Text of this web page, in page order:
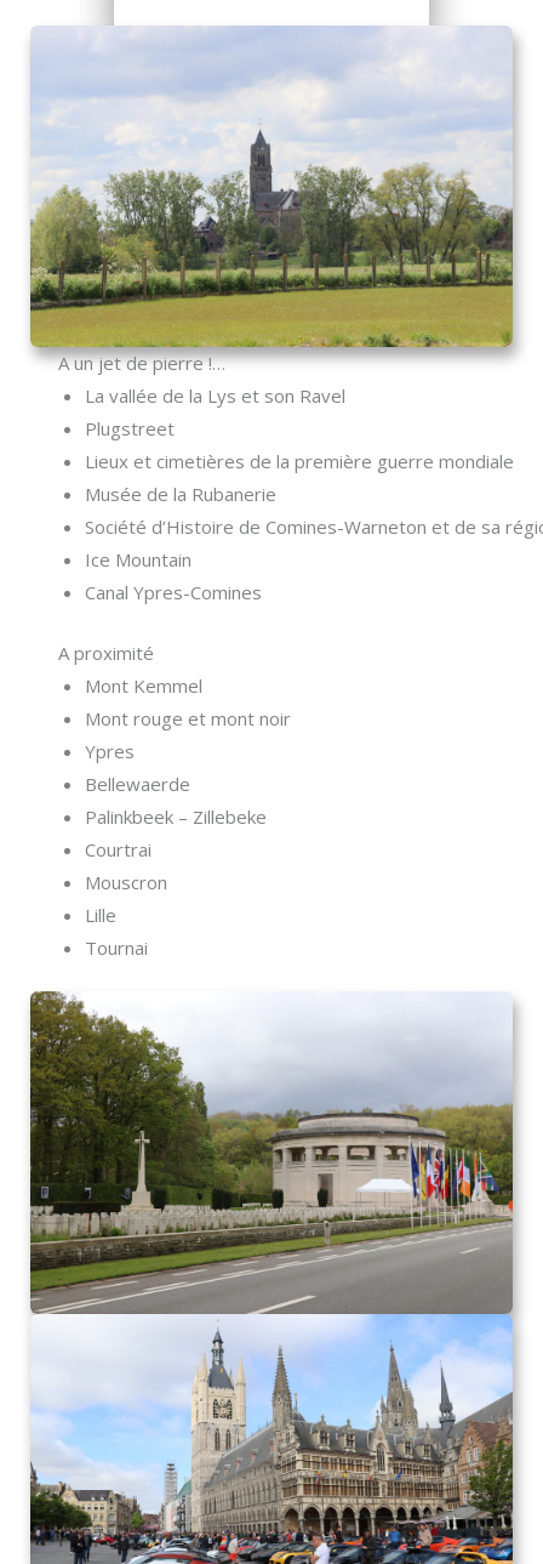
A un jet de pierre !…
La vallée de la Lys et son Ravel
Plugstreet
Lieux et cimetières de la première guerre mondiale
Musée de la Rubanerie
Société d’Histoire de Comines-Warneton et de sa
Ice Mountain
Canal Ypres-Comines
A proximité
Mont Kemmel
Mont rouge et mont noir
Ypres
Bellewaerde
Palinkbeek – Zillebeke
Courtrai
Mouscron
Lille
Tournai